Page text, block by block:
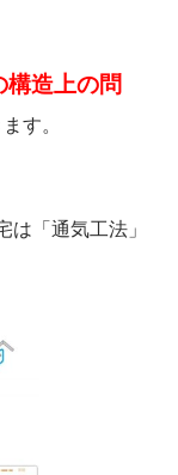
構造上の問
す。
は「通気工法」